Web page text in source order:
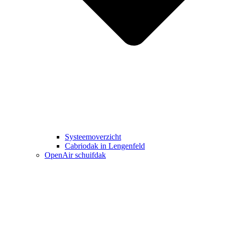
Systeemoverzicht
Cabriodak in Lengenfeld
OpenAir schuifdak